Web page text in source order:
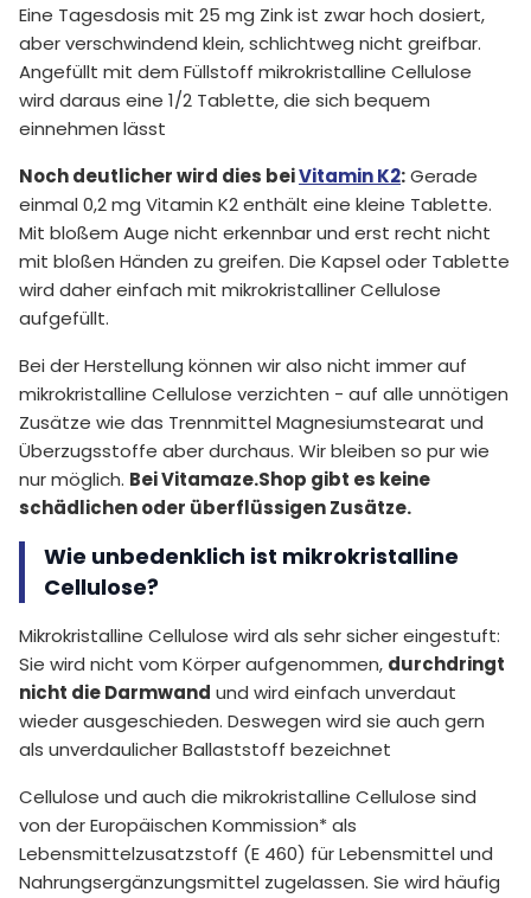
Eine Tagesdosis mit 25 mg Zink ist zwar hoch dosiert,
aber verschwindend klein, schlichtweg nicht greifbar.
Angefüllt mit dem Füllstoff mikrokristalline Cellulose
wird daraus eine 1/2 Tablette, die sich bequem
einnehmen lässt
Noch deutlicher wird dies beiVitamin K2:Gerade
einmal 0,2 mg Vitamin K2 enthält eine kleine Tablette.
Mit bloßem Auge nicht erkennbar und erst recht nicht
mit bloßen Händen zu greifen. Die Kapsel oder Tablette
wird daher einfach mit mikrokristalliner Cellulose
aufgefüllt.
Bei der Herstellung können wir also nicht immer auf
mikrokristalline Cellulose verzichten - auf alle unnötigen
Zusätze wie das Trennmittel Magnesiumstearat und
Überzugsstoffe aber durchaus. Wir bleiben so pur wie
nur möglich. Bei Vitamaze.Shop gibt es keine
schädlichen oder überflüssigen Zusätze.
Wie unbedenklich ist mikrokristalline
Cellulose?
Mikrokristalline Cellulose wird als sehr sicher eingestuft:
Sie wird nicht vom Körper aufgenommen, durchdringt
nicht die Darmwand und wird einfach unverdaut
wieder ausgeschieden. Deswegen wird sie auch gern
als unverdaulicher Ballaststoff bezeichnet
Cellulose und auch die mikrokristalline Cellulose sind
von der Europäischen Kommission* als
Lebensmittelzusatzstoff (E 460) für Lebensmittel und
Nahrungsergänzungsmittel zugelassen. Sie wird häufig